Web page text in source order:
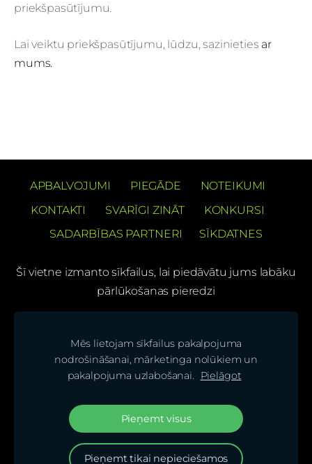
priekšpasūtījumu.
Lai veiktu priekšpasūtījumu, lūdzu, sazinieties ar
mums.
APBALVOJUMI PIEGĀDE
NOTEIKUMI
KONTAKTI
SVARĪGI ZINĀT
KONKURSI
SADARBĪBAS PARTNERI
SĪKDATNES
Šī vietne izmanto sīkfailus, lai piedāvātu jums labāku
pārlūkošanas pieredzi
(C) SIA "BS bicycles"
Seko mums mūsu sociālajos tīklos un uzzini
jaunumus pirmais!
Mēs lietojam sīkfailus pakalpojuma
nodrošināšanai, mārketinga nolūkiem un
pakalpojuma uzlabošanai.
Pielāgot
Pieņemt visus
Pieņemt tikai nepieciešamos